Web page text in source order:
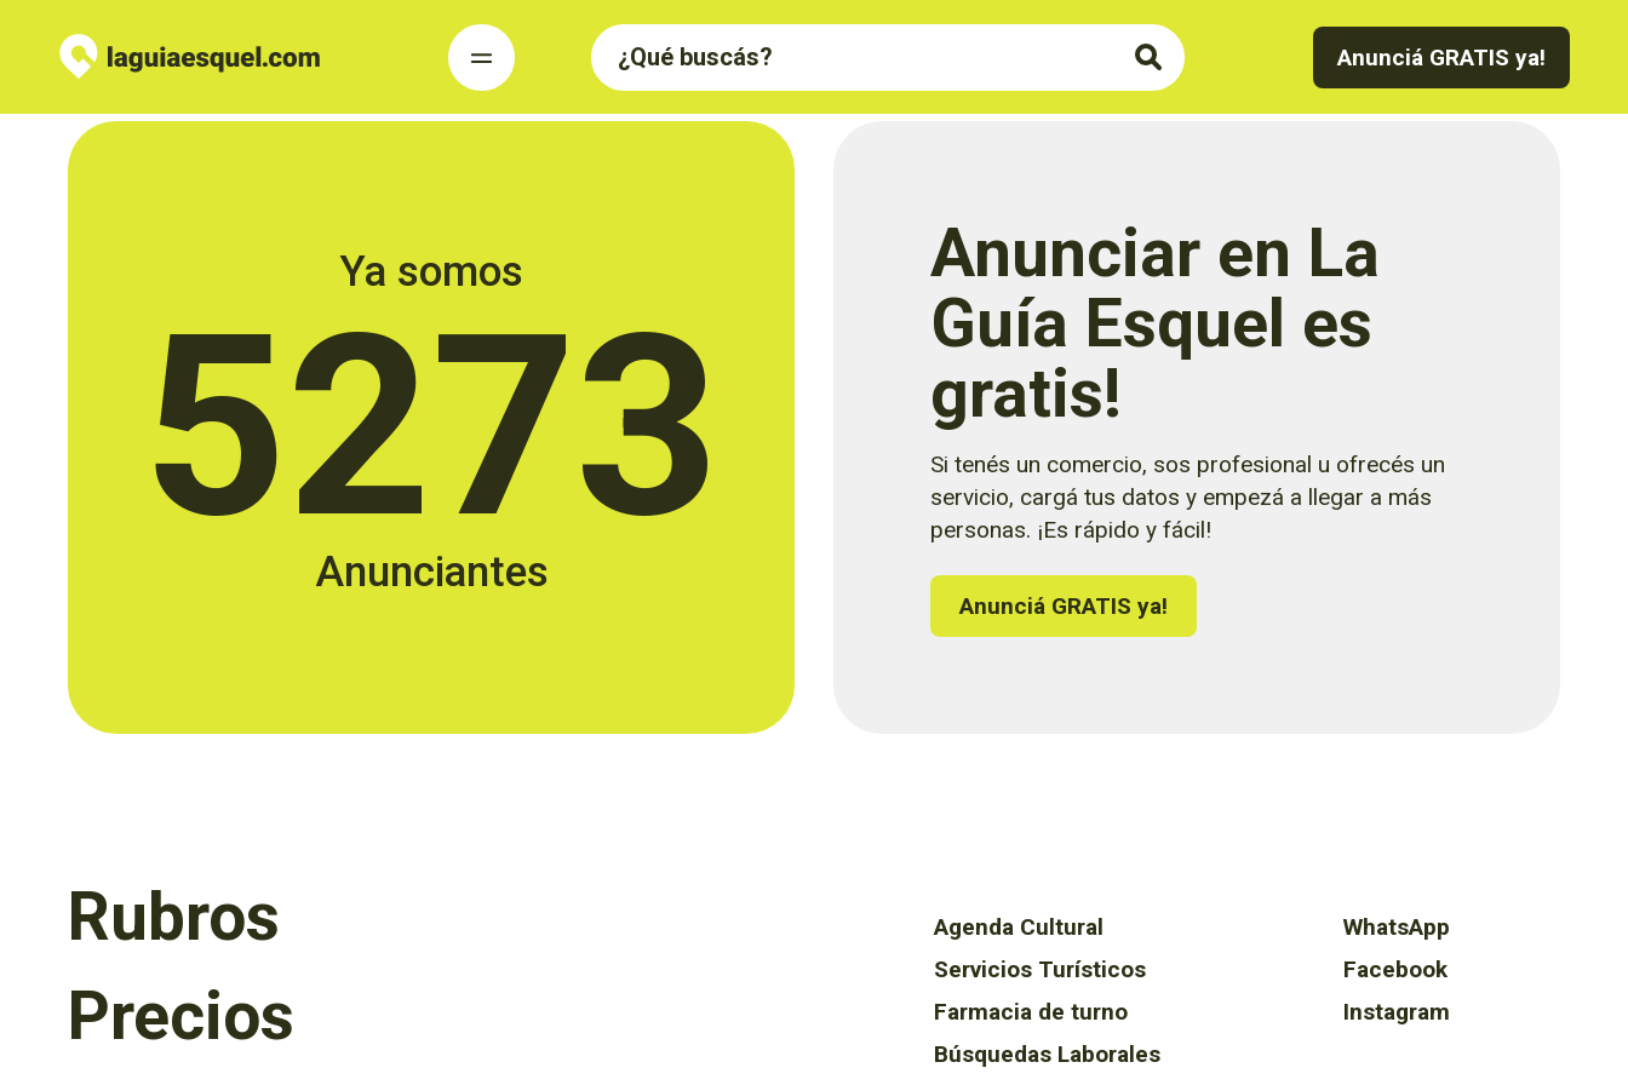
Anunciá GRATIS ya!
Ya somos
5273
Anunciantes
Anunciar en La
Guía Esquel es
gratis!
Si tenés un comercio, sos profesional u ofrecés un
servicio, cargá tus datos y empezá a llegar a más
personas. ¡Es rápido y fácil!
Anunciá GRATIS ya!
Rubros
Precios
Agenda Cultural
Servicios Turísticos
Farmacia de turno
Búsquedas Laborales
WhatsApp
Facebook
Instagram